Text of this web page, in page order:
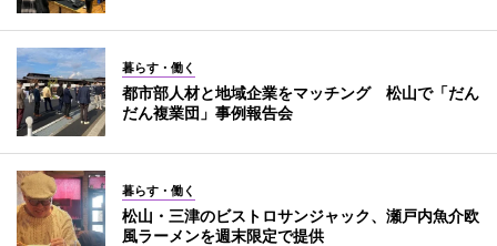
暮らす・働く
都市部人材と地域企業をマッチング 松山で「だん
だん複業団」事例報告会
暮らす・働く
松山・三津のビストロサンジャック、瀬戸内魚介欧
風ラーメンを週末限定で提供